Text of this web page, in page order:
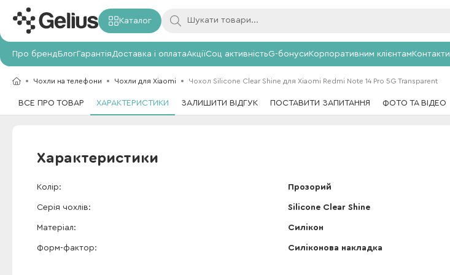
Каталог
Про брендБлогГарантія Доставка і оплатаАкціїСоц активністьG-бонусиКорпоративним клієнтамКонтакти
Чохли на телефони Чохли для Xiaomi Чохол Silicone Clear Shine для Xiaomi Redmi Note 14 Pro 5G Transparent
ВСЕ ПРО ТОВАР ХАРАКТЕРИСТИКИ ЗАЛИШИТИ ВІДГУК ПОСТАВИТИ ЗАПИТАННЯ ФОТО ТА ВІДЕО
Характеристики
Колір Прозорий
Серія чохлів Silicone Clear Shine
Матеріал Силікон
Форм-фактор Силіконова накладка